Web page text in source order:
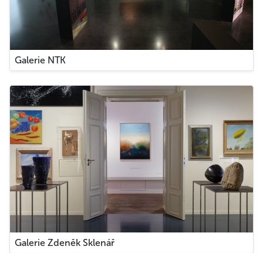
Galerie NTK
Galerie Zdeněk Sklenář